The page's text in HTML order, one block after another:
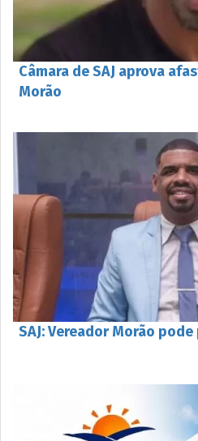
Câmara de SAJ aprova
Morão
SAJ: Vereador Morão